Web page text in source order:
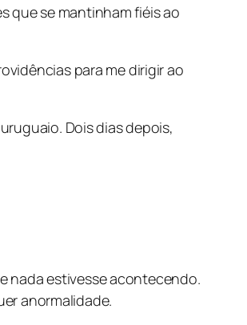
que se mantinham fiéis ao
para me dirigir ao
Dois dias depois,
nada estivesse acontecendo.
anormalidade.